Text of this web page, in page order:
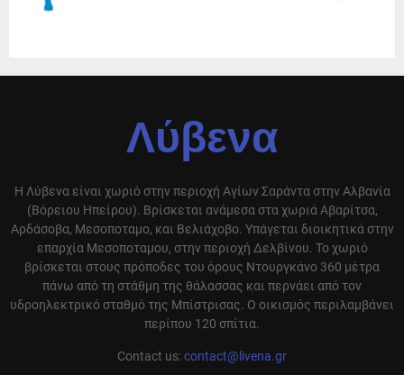
Λύβενα
Η Λύβενα είναι χωριό στην περιοχή Αγίων Σαράντα στην Αλβανία
(Βόρειου Ηπείρου). Βρίσκεται ανάμεσα στα χωριά Αβαρίτσα,
Αρδάσοβα, Μεσοποταμο, και Βελιάχοβο. Υπάγεται διοικητικά στην
επαρχία Μεσοποταμου, στην περιοχή Δελβίνου. Το χωριό
βρίσκεται στους πρόποδες του όρους Ντουργκάνο 360 μέτρα
πάνω από τη στάθμη της θάλασσας και περνάει από τον
υδροηλεκτρικό σταθμό της Μπίστρισας. Ο οικισμός περιλαμβάνει
περίπου 120 σπίτια.
Contact us:contact@livena.gr